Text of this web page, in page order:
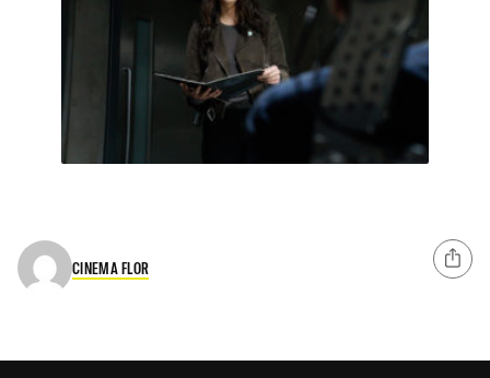
CINEMA FLOR